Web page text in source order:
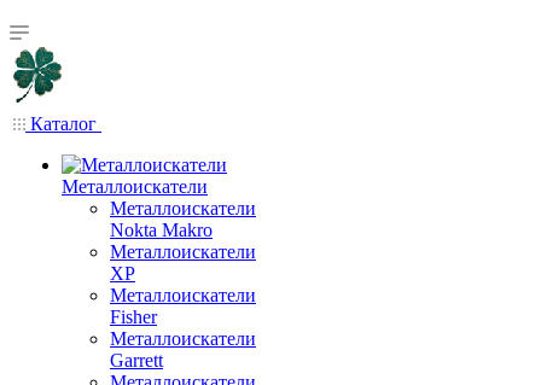
Каталог
Металлоискатели
Металлоискатели
Nokta Makro
Металлоискатели
XP
Металлоискатели
Fisher
Металлоискатели
Garrett